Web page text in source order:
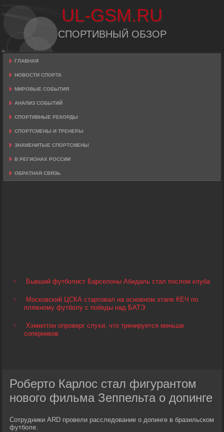
UL-GSM.RU
СПОРТИВНЫЙ ОБЗОР
ГЛАВНАЯ
НОВОСТИ СПОРТА
МИРОВЫЕ СОБЫТИЯ
АНАЛИЗ СОБЫТИЙ
СПОРТИВНЫЕ РЕКОРДЫ
СПОРТСМЕНЫ И ТРЕНЕРЫ
ЗНАМЕНИТЫЕ СПОРТСМЕНЫ
В РЕГИОНАХ РОССИИ
ОБРАТНАЯ СВЯЗЬ
Бывший футболист Барселоны Абидаль стал послом клуба
Московский ЦСКА стартовал на основном этапе КЕЧ по
пляжному футболу с победы над БАТЭ
Хэмилтон опроверг слухи, что тренируется меньше
соперников
Роберто Карлос стал фигурантом
нового фильма Зеппельта о допинге
Сотрудники ARD провели расследование о допинге в бразильском
футболе.